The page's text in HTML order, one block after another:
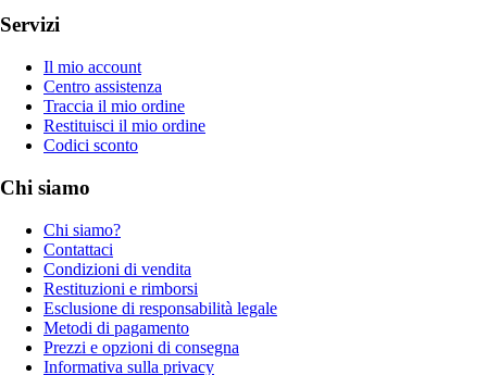
Servizi
Il mio account
Centro assistenza
Traccia il mio ordine
Restituisci il mio ordine
Codici sconto
Chi siamo
Chi siamo?
Contattaci
Condizioni di vendita
Restituzioni e rimborsi
Esclusione di responsabilità legale
Metodi di pagamento
Prezzi e opzioni di consegna
Informativa sulla privacy